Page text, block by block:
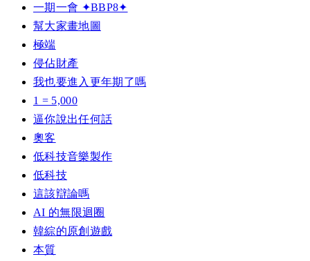
一期一會 ✦BBP8✦
幫大家畫地圖
極端
侵佔財產
我也要進入更年期了嗎
1 = 5,000
逼你說出任何話
奧客
低科技音樂製作
低科技
這該辯論嗎
AI 的無限迴圈
韓綜的原創遊戲
本質